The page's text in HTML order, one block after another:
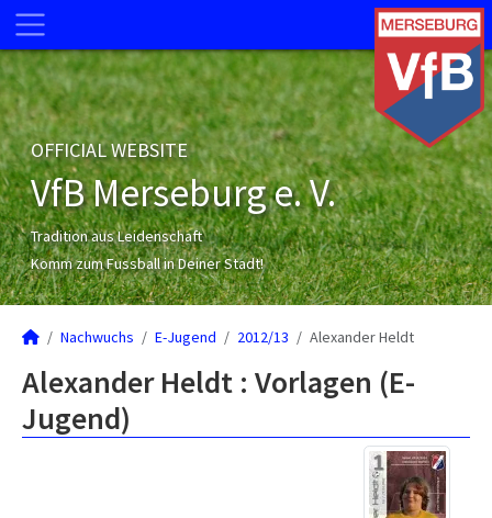
OFFICIAL WEBSITE
VfB Merseburg e. V.
Tradition aus Leidenschaft
Komm zum Fussball in Deiner Stadt!
Nachwuchs E-Jugend 2012/13 Alexander Heldt
Alexander Heldt : Vorlagen (E-
Jugend)